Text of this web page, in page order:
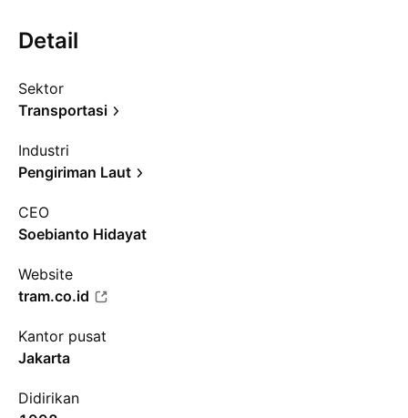
Detail
Sektor
Transportasi
Industri
Pengiriman Laut
CEO
Soebianto Hidayat
Website
tram.co.id
Kantor pusat
Jakarta
Didirikan